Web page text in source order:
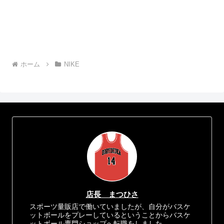
ホーム NIKE
店長 まつひさ
スポーツ量販店で働いていましたが、自分がバスケ
ットボールをプレーしているということからバスケ